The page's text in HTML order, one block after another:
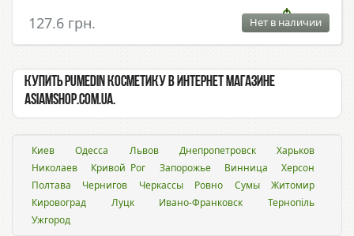
127.6 грн. Нет в наличии
Купить Pumedin косметику в интернет магазине
Asiamshop.com.ua.
Киев Одесса Львов Днепропетровск
Харьков
Николаев
Кривой Рог Запорожье Винница
Херсон
Полтава
Чернигов Черкассы Ровно Сумы
Житомир
Кировоград
Луцк Ивано-Франковск
Тернопіль
Ужгород